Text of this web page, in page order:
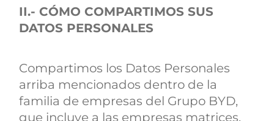
II.- CÓMO COMPARTIMOS SUS
DATOS PERSONALES
Compartimos los Datos Personales
arriba mencionados dentro de la
familia de empresas del Grupo BYD,
que incluye a las empresas matrices,